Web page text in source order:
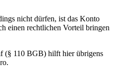
nicht dürfen, ist das Konto
einen rechtlichen Vorteil bringen
(§ 110 BGB) hilft hier übrigens